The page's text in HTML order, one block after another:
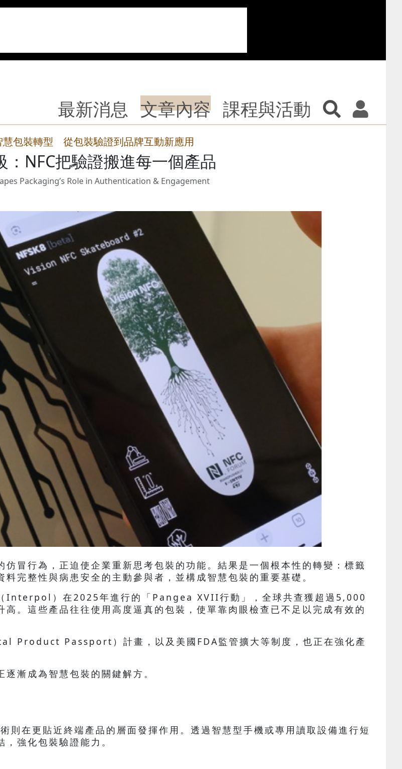
最新消息 文章內容 課程與活動
慧包裝轉型 從包裝驗證到品牌互動新應用
：NFC把驗證搬進每一個產品
Packaging’s Role in Authentication & Engagement
冒行為，正迫使企業重新思考包裝的功能。結果是一個根本性的轉變：標籤
完整性與病患安全的主動參與者，並構成智慧包裝的重要基礎。
Interpol）在2025年進行的「Pangea XVII行動」，全球共查獲超過5,000
。這些產品往往使用高度逼真的包裝，使單靠肉眼檢查已不足以完成有效的
Product Passport）計畫，以及美國FDA監管擴大等制度，也正在強化產
漸成為智慧包裝的關鍵解方。
則在更貼近終端產品的層面發揮作用。透過智慧型手機或專用讀取設備進行短
強化包裝驗證能力。